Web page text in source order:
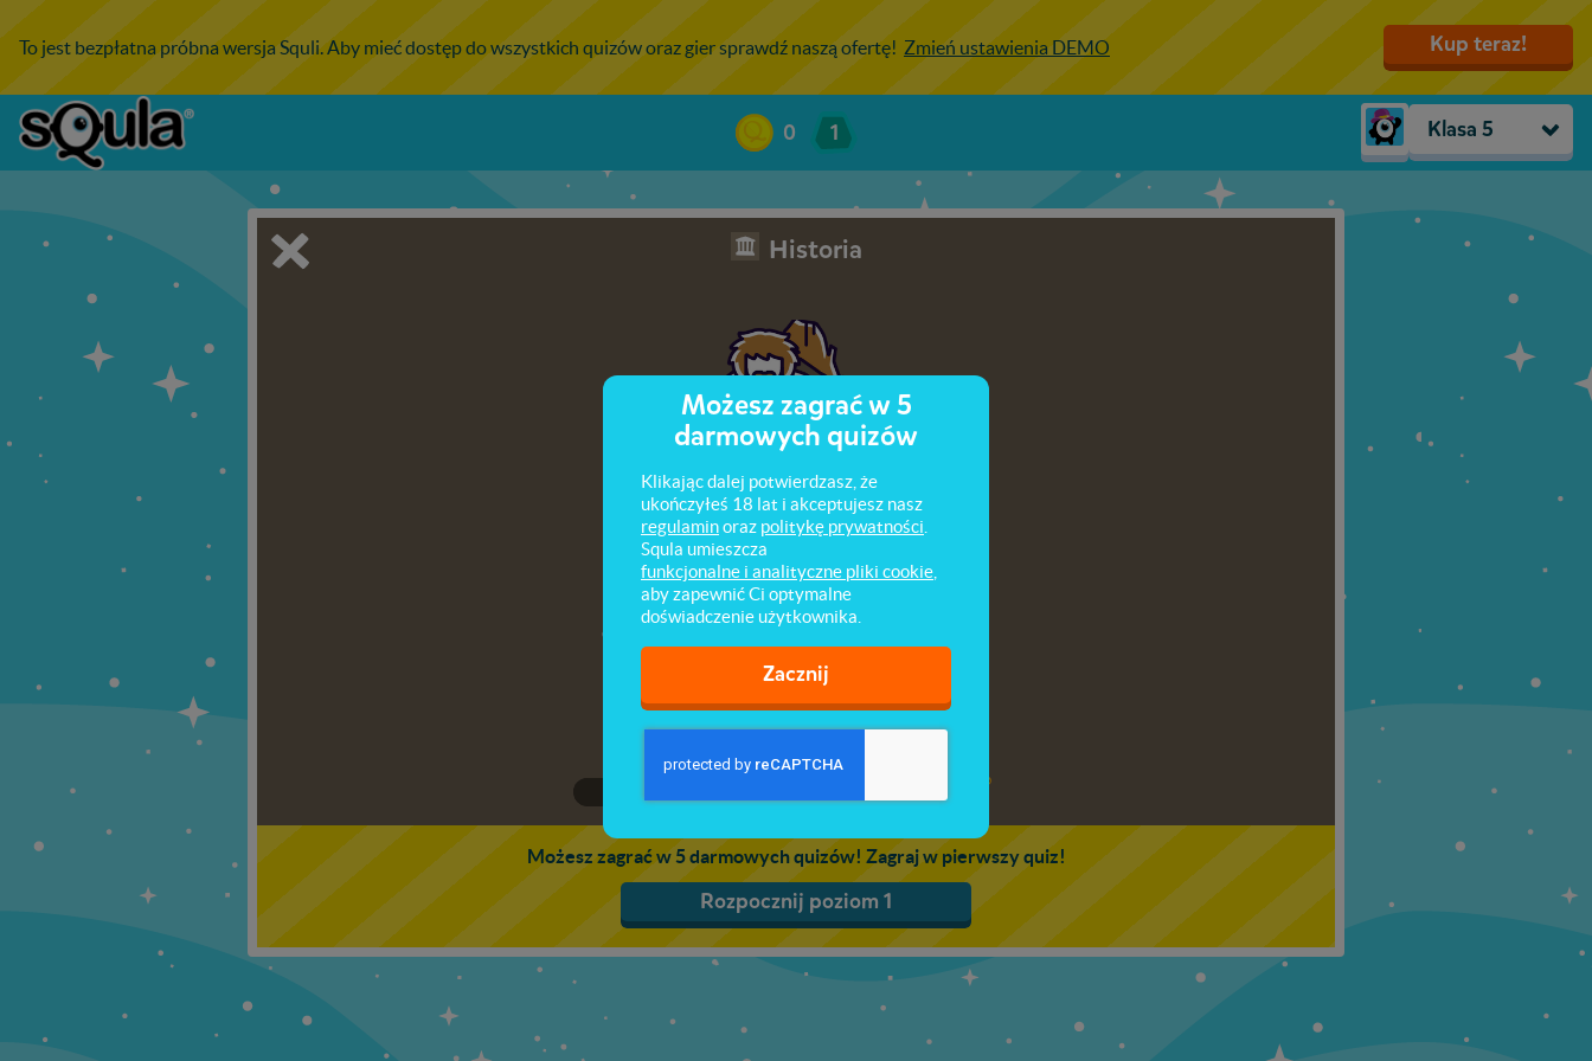
To jest bezpłatna próbna wersja Squli. Aby mieć dostęp do wszystkich quizów oraz gier sprawdź naszą ofertę! Zmień ustawienia DEMO Kup teraz!
0 1 Klasa 5
Przedszkole
Zerówka
Klasa 2
Klasa 3
Historia
Życie człowieka pierwotnego
Co wiesz o życiu człowieka pierwotnego oraz
epokach kamienia, brązu i żelaza? Sprawdź to!
Możesz zagrać w 5 darmowych quizów! Zagraj w pierwszy quiz!
Rozpocznij poziom 1
Możesz zagrać w 5
darmowych quizów
Klikając dalej potwierdzasz, że
ukończyłeś 18 lat i akceptujesz nasz
regulaminoraz politykę prywatności
Squla umieszcza
funkcjonalne i analityczne pliki cookie
aby zapewnić Ci optymalne
doświadczenie użytkownika.
Zacznij